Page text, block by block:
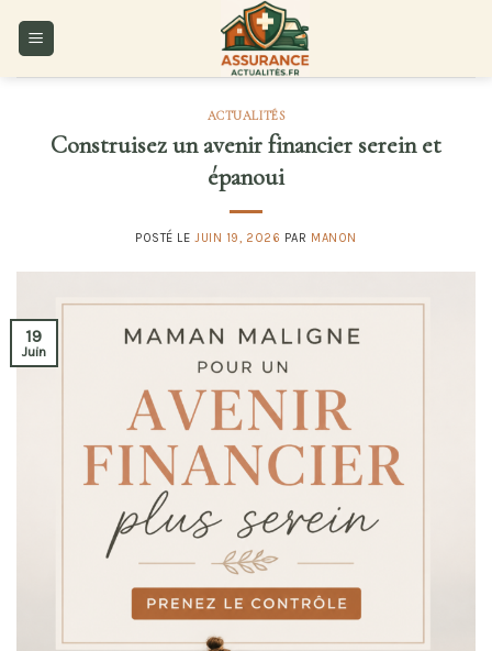
ACTUALITÉS
Construisez un avenir financier serein et
épanoui
POSTÉ LEJUIN 19, 2026 PAR MANON
19
Juin